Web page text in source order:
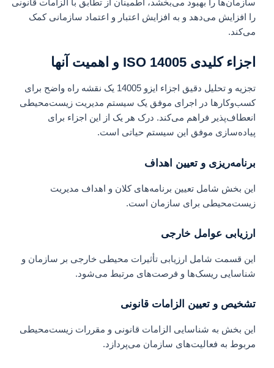
سازمان‌ها را بهبود می‌بخشد، اطمینان از تطابق با الزامات قانونی
را افزایش می‌دهد و به افزایش اعتبار و اعتماد سازمانی کمک
می‌کند.
اجزاء کلیدی ISO 14005 و اهمیت آنها
تجزیه و تحلیل دقیق اجزاء ایزو 14005 یک نقشه راه واضح برای
کسب‌وکارها در اجرای موفق یک سیستم مدیریت زیست‌محیطی
انعطاف‌پذیر فراهم می‌کند. درک هر یک از این اجزاء برای
پیاده‌سازی موفق این سیستم حیاتی است.
برنامه‌ریزی و تعیین اهداف
این بخش شامل تعیین برنامه‌های کلان و اهداف مدیریت
زیست‌محیطی برای سازمان است.
ارزیابی عوامل خارجی
این قسمت شامل ارزیابی تأثیرات محیطی خارجی بر سازمان و
شناسایی ریسک‌ها و فرصت‌های مرتبط می‌شود.
تشخیص و تعیین الزامات قانونی
این بخش به شناسایی الزامات قانونی و مقررات زیست‌محیطی
مربوط به فعالیت‌های سازمان می‌پردازد.